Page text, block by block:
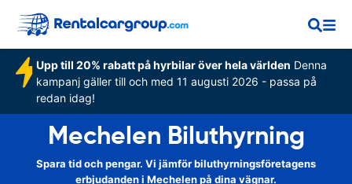
Upp till 20% rabatt på hyrbilar över hela världen Denna
kampanj gäller till och med 11 augusti 2026 - passa på
redan idag!
Mechelen Biluthyrning
Spara tid och pengar. Vi jämför biluthyrningsföretagens
erbjudanden i Mechelen på dina vägnar.